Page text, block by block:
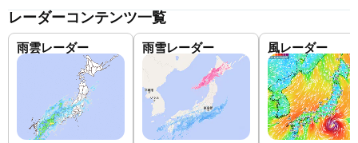
レーダーコンテンツ一覧
雨雲レーダー 雨雪レーダー 風レーダー